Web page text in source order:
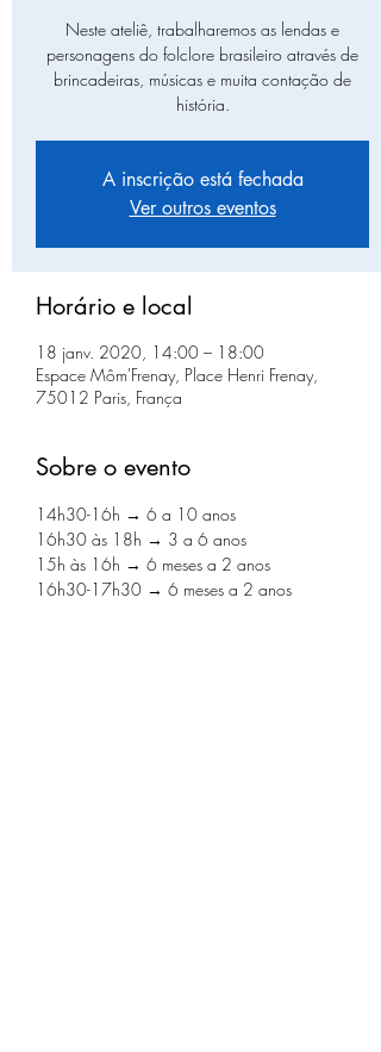
Neste ateliê, trabalharemos as lendas e
personagens do folclore brasileiro através de
brincadeiras, músicas e muita contação de
história.
A inscrição está fechada
Ver outros eventos
Horário e local
18 janv. 2020, 14:00 – 18:00
Espace Môm'Frenay, Place Henri Frenay,
75012 Paris, França
Sobre o evento
14h30-16h → 6 a 10 anos
16h30 às 18h → 3 a 6 anos
15h às 16h → 6 meses a 2 anos
16h30-17h30 → 6 meses a 2 anos